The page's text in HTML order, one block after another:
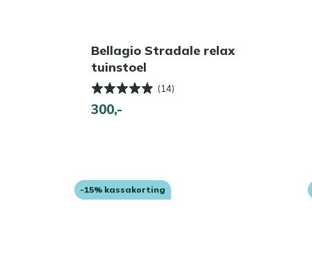
Bellagio Stradale relax
tuinstoel
(14)
300,-
-15% kassakorting